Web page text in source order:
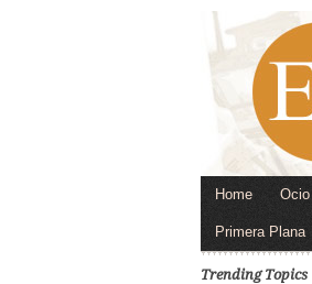
Home
Primera Plana
Trending Topics